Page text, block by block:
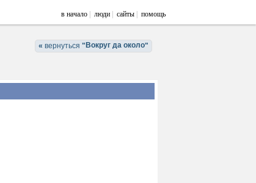
в начало люди сайты помощь
« вернуться " Вокруг да около"